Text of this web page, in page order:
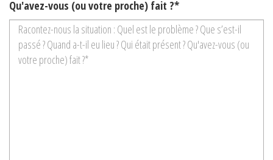
Qu'avez-vous (ou votre proche) fait ?*